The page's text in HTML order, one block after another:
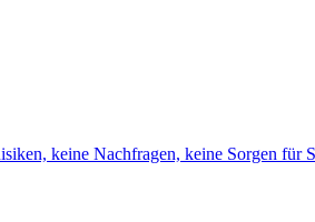
keine Nachfragen, keine Sorgen für